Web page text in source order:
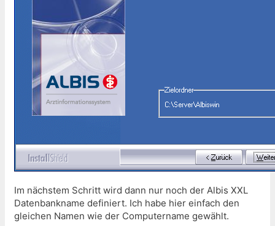
Im nächstem Schritt wird dann nur noch der Albis XXL
Datenbankname definiert. Ich habe hier einfach den
gleichen Namen wie der Computername gewählt.